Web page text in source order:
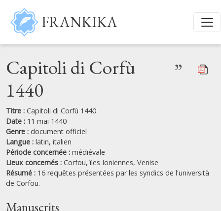
Aller au contenu principal
FRANKIKA
Capitoli di Corfù
1440
”
Titre : Capitoli di Corfù 1440
Date : 11 mai 1440
Genre : document officiel
Langue : latin, italien
Période concernée : médiévale
Lieux concernés : Corfou,îles Ioniennes, Venise
Résumé : 16 requêtes présentées par les syndics de l'università
de Corfou.
Manuscrits